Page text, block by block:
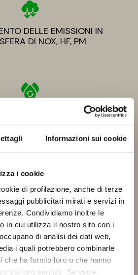
Informazioni sui cookie
i cookie
di profilazione, anche di terze
pubblicitari mirati e servizi in
Condividiamo inoltre le
in cui utilizza il nostro sito con i
di analisi dei dati web,
i quali potrebbero combinarle
che ha fornito loro o che hanno
sui loro servizi. Se vuole
DELLE EMISSIONI IN
DI NOX, HF, PM
ABWASSER
REZYKLIERTEM MATERIAL
ROHES